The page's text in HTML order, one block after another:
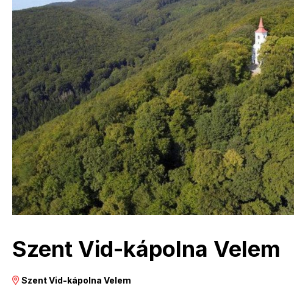
Szent Vid-kápolna Velem
Szent Vid-kápolna Velem